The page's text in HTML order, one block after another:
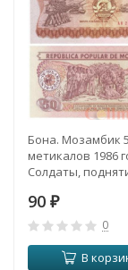
Бона. Мозамбик
метикалов 1986
Солдаты,
90 ₽
0
В